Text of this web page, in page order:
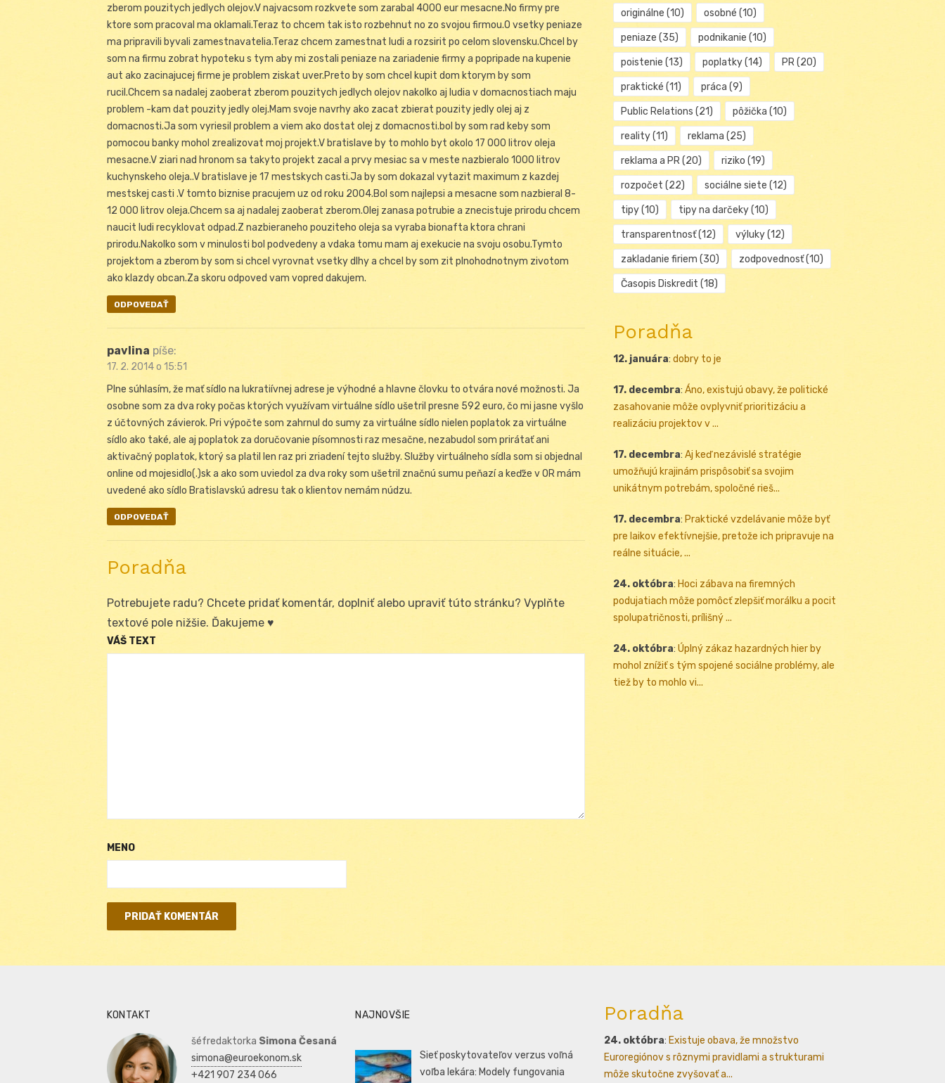
zberom pouzitych jedlych olejov.V najvacsom rozkvete som zarabal 4000 eur mesacne.No firmy pre
ktore som pracoval ma oklamali.Teraz to chcem tak isto rozbehnut no zo svojou firmou.O vsetky peniaze
ma pripravili byvali zamestnavatelia.Teraz chcem zamestnat ludi a rozsirit po celom slovensku.Chcel by
som na firmu zobrat hypoteku s tym aby mi zostali peniaze na zariadenie firmy a popripade na kupenie
aut ako zacinajucej firme je problem ziskat uver.Preto by som chcel kupit dom ktorym by som
rucil.Chcem sa nadalej zaoberat zberom pouzitych jedlych olejov nakolko aj ludia v domacnostiach maju
problem -kam dat pouzity jedly olej.Mam svoje navrhy ako zacat zbierat pouzity jedly olej aj z
domacnosti.Ja som vyriesil problem a viem ako dostat olej z domacnosti.bol by som rad keby som
pomocou banky mohol zrealizovat moj projekt.V bratislave by to mohlo byt okolo 17 000 litrov oleja
mesacne.V ziari nad hronom sa takyto projekt zacal a prvy mesiac sa v meste nazbieralo 1000 litrov
kuchynskeho oleja..V bratislave je 17 mestskych casti.Ja by som dokazal vytazit maximum z kazdej
mestskej casti .V tomto biznise pracujem uz od roku 2004.Bol som najlepsi a mesacne som nazbieral 8-
12 000 litrov oleja.Chcem sa aj nadalej zaoberat zberom.Olej zanasa potrubie a znecistuje prirodu chcem
naucit ludi recyklovat odpad.Z nazbieraneho pouziteho oleja sa vyraba bionafta ktora chrani
prirodu.Nakolko som v minulosti bol podvedeny a vdaka tomu mam aj exekucie na svoju osobu.Tymto
projektom a zberom by som si chcel vyrovnat vsetky dlhy a chcel by som zit plnohodnotnym zivotom
ako klazdy obcan.Za skoru odpoved vam vopred dakujem.
ODPOVEDAŤ
pavlina píše:
17. 2. 2014 o 15:51
Plne súhlasím, že mať sídlo na lukratiívnej adrese je výhodné a hlavne človku to otvára nové možnosti. Ja
osobne som za dva roky počas ktorých využívam virtuálne sídlo ušetril presne 592 euro, čo mi jasne vyšlo
z účtovných závierok. Pri výpočte som zahrnul do sumy za virtuálne sídlo nielen poplatok za virtuálne
sídlo ako také, ale aj poplatok za doručovanie písomnosti raz mesačne, nezabudol som prirátať ani
aktivačný poplatok, ktorý sa platil len raz pri zriadení tejto služby. Služby virtuálneho sídla som si objednal
online od mojesidlo(.)sk a ako som uviedol za dva roky som ušetril značnú sumu peňazí a keďže v OR mám
uvedené ako sídlo Bratislavskú adresu tak o klientov nemám núdzu.
ODPOVEDAŤ
Poradňa
Potrebujete radu? Chcete pridať komentár, doplniť alebo upraviť túto stránku? Vyplňte
textové pole nižšie. Ďakujeme ♥
VÁŠ TEXT
MENO
originálne (10) osobné (10)
peniaze (35) podnikanie (10)
poistenie (13) poplatky(14) PR(20)
praktické (11) práca (9)
Public Relations (21) pôžička (10)
reality(11) reklama (25)
reklama a PR(20) riziko (19)
rozpočet (22) sociálne siete (12)
tipy(10) tipy na darčeky(10)
transparentnosť(12) výluky(12)
zakladanie firiem (30) zodpovednosť(10)
Časopis Diskredit (18)
Poradňa
12. januára: dobry to je
17. decembra: Áno, existujú obavy, že politické
zasahovanie môže ovplyvniť prioritizáciu a
realizáciu projektov v ...
17. decembra: Aj keď nezávislé stratégie
umožňujú krajinám prispôsobiť sa svojim
unikátnym potrebám, spoločné rieš...
17. decembra: Praktické vzdelávanie môže byť
pre laikov efektívnejšie, pretože ich pripravuje na
reálne situácie, ...
24. októbra: Hoci zábava na firemných
podujatiach môže pomôcť zlepšiť morálku a pocit
spolupatričnosti, prílišný ...
24. októbra: Úplný zákaz hazardných hier by
mohol znížiť s tým spojené sociálne problémy, ale
tiež by to mohlo vi...
KONTAKT
šéfredaktorka Simona Česaná
simona@euroekonom.sk
+421 907 234 066
NAJNOVŠIE
Sieť poskytovateľov verzus voľná
voľba lekára: Modely fungovania
Poradňa
24. októbra: Existuje obava, že množstvo
Euroregiónov s rôznymi pravidlami a strukturami
môže skutočne zvyšovať a...